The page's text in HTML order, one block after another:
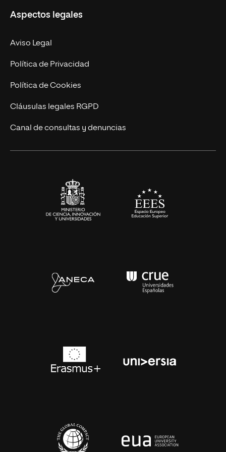
Doctorados
Experto Universitario
Postgrados
Cursos Universitarios
Facultades
Nuestro Equipo
Trabaja en UNIR
Actualidad
UNIR Revista
Eventos
Aspectos legales
Aviso Legal
Política de Privacidad
Política de Cookies
Cláusulas legales RGPD
Canal de consultas y denuncias